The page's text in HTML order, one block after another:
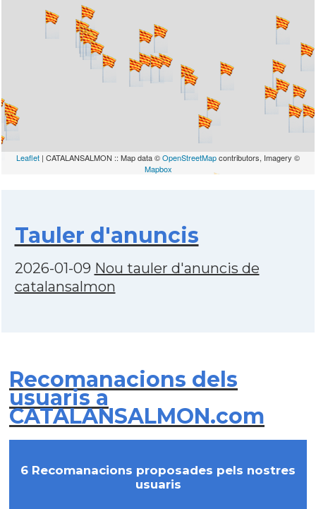
Leaflet | CATALANSALMON :: Map data ©OpenStreetMapcontributors, Imagery ©
Mapbox
Tauler d'anuncis
2026-01-09 Nou tauler d'anuncis de
catalansalmon
Recomanacions dels
usuaris a
CATALANSALMON.com
6 Recomanacions proposades pels nostres
usuaris